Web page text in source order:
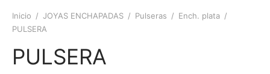
Inicio / JOYAS ENCHAPADAS / Pulseras / Ench. plata /
PULSERA
PULSERA